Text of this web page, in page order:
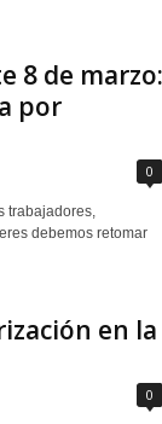
8 de marzo:
por
0
trabajadores,
debemos retomar
en la
0